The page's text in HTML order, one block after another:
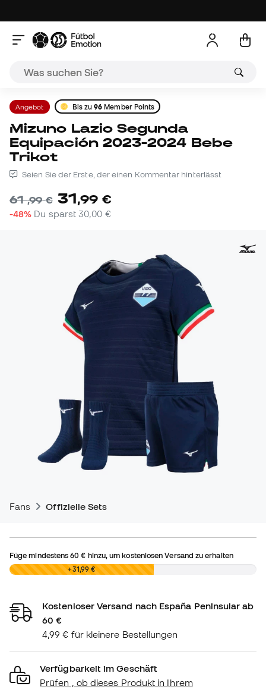
Angebot Bis zu96 Member Points
Mizuno Lazio Segunda
Equipación 2023-2024 Bebe
Trikot
Seien Sie der Erste, der einen Kommentar hinterlässt
61,99 € 31,99 €
-48% Du sparst30,00 €
Fans Offizielle Sets
Füge mindestens60 € hinzu, um kostenlosen Versand zu erhalten
0,00 € +31,99 €
Kostenloser Versand nach España Peninsular ab
60 €
4,99 € für kleinere Bestellungen
Verfügbarkeit im Geschäft
Prüfen , ob dieses Produkt in Ihrem